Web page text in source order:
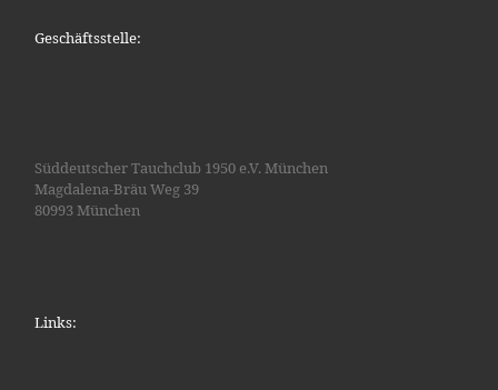
Geschäftsstelle:
Süddeutscher Tauchclub 1950 e.V. München
Magdalena-Bräu Weg 39
80993 München
Links: